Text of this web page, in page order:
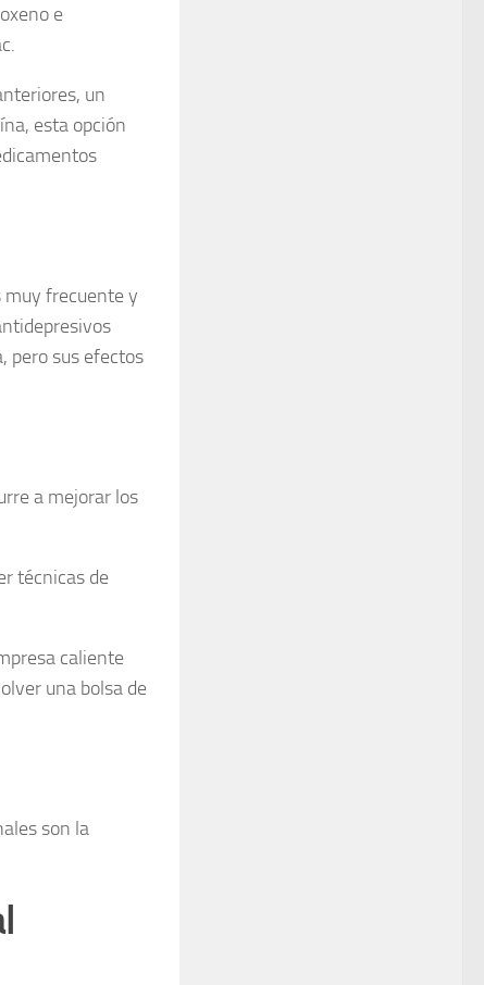
e
un
esta opción
muy frecuente y
pero sus efectos
a mejorar los
técnicas de
caliente
una bolsa de
son la